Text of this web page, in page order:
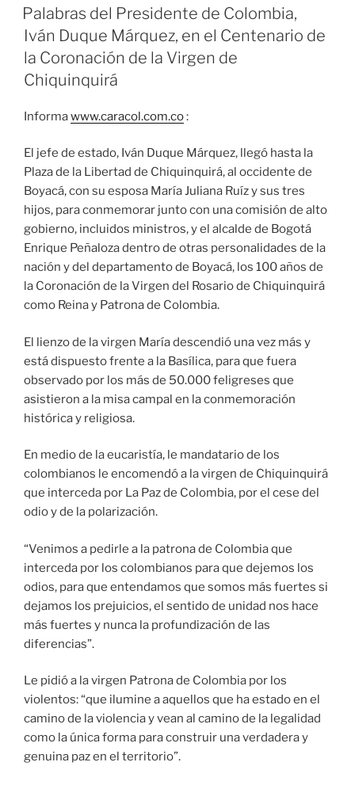
EL
Palabras del Presidente de Colombia,
Iván Duque Márquez, en el Centenario de
la Coronación de la Virgen de
Chiquinquirá
Informawww.caracol.com.co:
El jefe de estado, Iván Duque Márquez, llegó hasta la
Plaza de la Libertad de Chiquinquirá, al occidente de
Boyacá, con su esposa María Juliana Ruíz y sus tres
hijos, para conmemorar junto con una comisión de alto
gobierno, incluidos ministros, y el alcalde de Bogotá
Enrique Peñaloza dentro de otras personalidades de la
nación y del departamento de Boyacá, los 100 años de
la Coronación de la Virgen del Rosario de Chiquinquirá
como Reina y Patrona de Colombia.
El lienzo de la virgen María descendió una vez más y
está dispuesto frente a la Basílica, para que fuera
observado por los más de 50.000 feligreses que
asistieron a la misa campal en la conmemoración
histórica y religiosa.
En medio de la eucaristía, le mandatario de los
colombianos le encomendó a la virgen de Chiquinquirá
que interceda por La Paz de Colombia, por el cese del
odio y de la polarización.
“Venimos a pedirle a la patrona de Colombia que
interceda por los colombianos para que dejemos los
odios, para que entendamos que somos más fuertes si
dejamos los prejuicios, el sentido de unidad nos hace
más fuertes y nunca la profundización de las
diferencias”.
Le pidió a la virgen Patrona de Colombia por los
violentos: “que ilumine a aquellos que ha estado en el
camino de la violencia y vean al camino de la legalidad
como la única forma para construir una verdadera y
genuina paz en el territorio”.